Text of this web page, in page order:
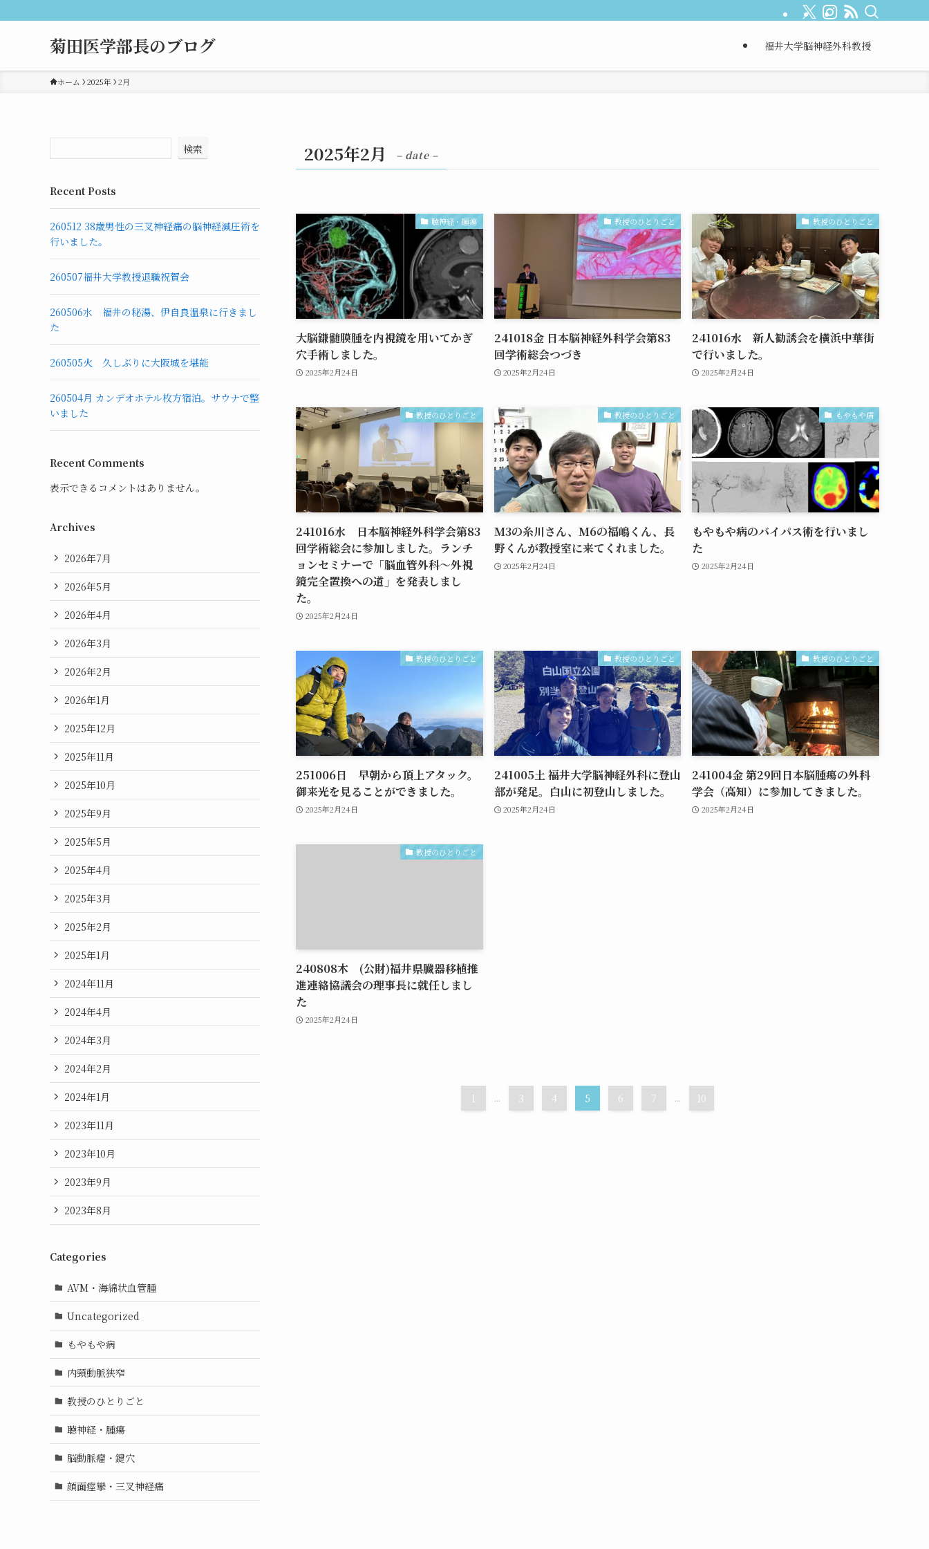
菊田医学部長のブログ 福井大学脳神経外科教授
ホーム 2025年 2月
2025年2月 – date –
聴神経・腫瘍
大脳鎌髄膜腫を内視鏡を用いてかぎ
穴手術しました。
2025年2月24日
教授のひとりごと
241018金 日本脳神経外科学会第83
回学術総会つづき
2025年2月24日
教授のひとりごと
241016水 新人勧誘会を横浜中華街
で行いました。
2025年2月24日
教授のひとりごと
241016水 日本脳神経外科学会第83
回学術総会に参加しました。ランチ
ョンセミナーで「脳血管外科～外視
鏡完全置換への道」を発表しまし
た。
2025年2月24日
教授のひとりごと
M3の糸川さん、M6の福嶋くん、長
野くんが教授室に来てくれました。
2025年2月24日
もやもや病
もやもや病のバイパス術を行いまし
た
2025年2月24日
教授のひとりごと
251006日 早朝から頂上アタック。
御来光を見ることができました。
2025年2月24日
教授のひとりごと
241005土 福井大学脳神経外科に登山
部が発足。白山に初登山しました。
2025年2月24日
教授のひとりごと
241004金 第29回日本脳腫瘍の外科
学会（高知）に参加してきました。
2025年2月24日
教授のひとりごと
240808木 (公財)福井県臓器移植推
進連絡協議会の理事長に就任しまし
た
2025年2月24日
1 ... 3 4 5 6 7 ... 10
検索
Recent Posts
260512 38歳男性の三叉神経痛の脳神経減圧術を
行いました。
260507福井大学教授退職祝賀会
260506水 福井の秘湯、伊自良温泉に行きまし
た
260505火 久しぶりに大阪城を堪能
260504月 カンデオホテル枚方宿泊。サウナで整
いました
Recent Comments
表示できるコメントはありません。
Archives
2026年7月
2026年5月
2026年4月
2026年3月
2026年2月
2026年1月
2025年12月
2025年11月
2025年10月
2025年9月
2025年5月
2025年4月
2025年3月
2025年2月
2025年1月
2024年11月
2024年4月
2024年3月
2024年2月
2024年1月
2023年11月
2023年10月
2023年9月
2023年8月
Categories
AVM・海綿状血管腫
Uncategorized
もやもや病
内頸動脈狭窄
教授のひとりごと
聴神経・腫瘍
脳動脈瘤・鍵穴
顔面痙攣・三叉神経痛